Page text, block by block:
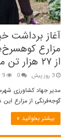
آغاز برداشت
مزارع
از ۲۷ هزار تن محصول
3 روز پیش 0
9
مدیر جهاد کشاورزی
گوجه‌فرنگی از مزارع
بیشتر بخوانید »